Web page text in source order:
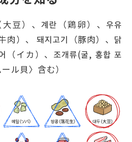
豆）、계란（鶏卵）、우유
肉）、 돼지고기（豚肉）、닭
（イカ）、조개류(굴, 홍합 포
ル貝〉含む）